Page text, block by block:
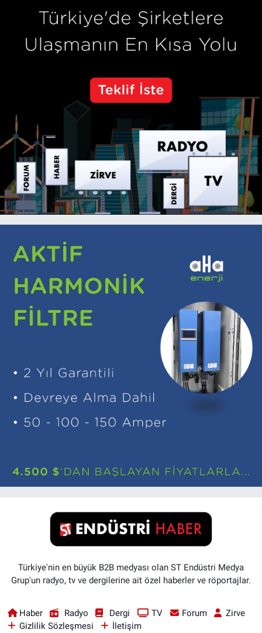
Türkiye'nin en büyük B2B medyası olan ST Endüstri Medya
Grup'un radyo, tv ve dergilerine ait özel haberler ve röportajlar.
Haber Radyo Dergi TV Forum
Zirve
Gizlilik Sözleşmesi
İletişim